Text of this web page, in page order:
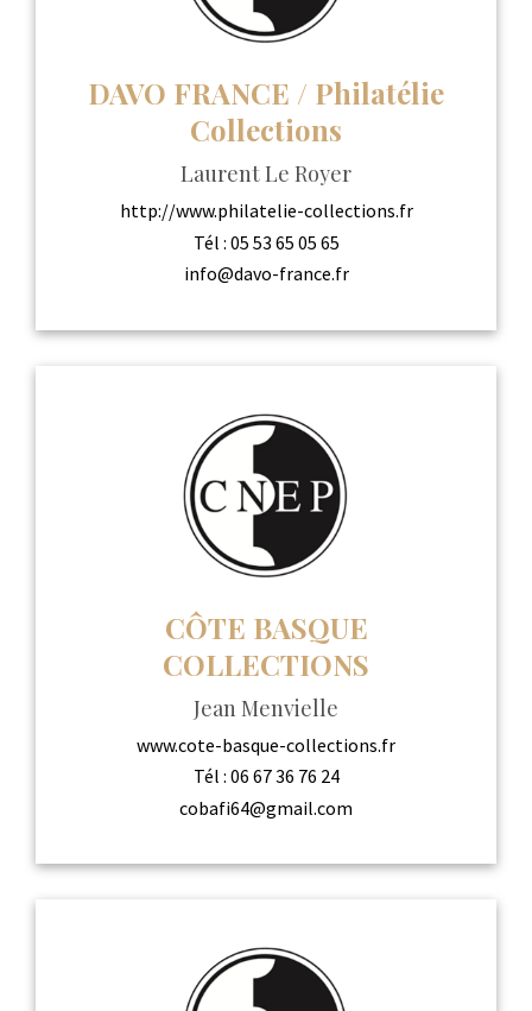
DAVO FRANCE / Philatélie
Collections
Laurent Le Royer
http://www.philatelie-collections.fr
Tél : 05 53 65 05 65
info@davo-france.fr
CÔTE BASQUE
COLLECTIONS
Jean Menvielle
www.cote-basque-collections.fr
Tél : 06 67 36 76 24
cobafi64@gmail.com